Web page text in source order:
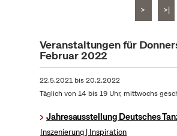
> >|
Veranstaltungen für
Februar 2022
22.5.2021bis20.2.2022
Täglich von 14 bis 19 Uhr, mittwochs
Jahresausstellung Deutsches
Inszenierung | Inspiration